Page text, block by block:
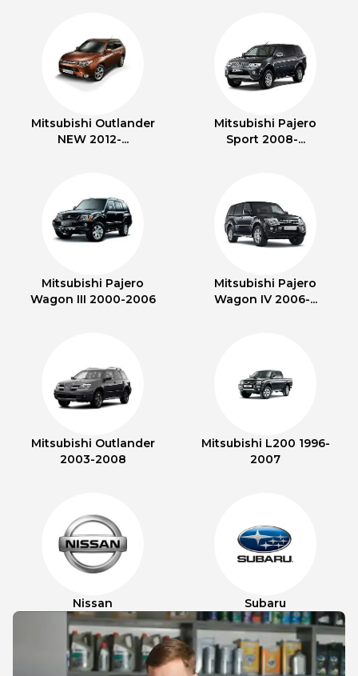
Mitsubishi Outlander
NEW 2012-...
Mitsubishi Pajero
Sport 2008-...
Mitsubishi Pajero
Wagon III 2000-2006
Mitsubishi Pajero
Wagon IV 2006-...
Mitsubishi Outlander
2003-2008
Mitsubishi L200 1996-
2007
Nissan Subaru